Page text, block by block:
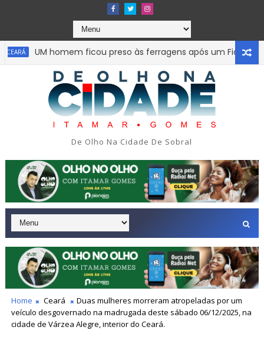
UM homem ficou preso às ferragens após um Fiat Uno
De Olho Na Cidade De Sobral
Home Ceará
Duas mulheres morreram atropeladas por um
veículo desgovernado na madrugada deste sábado 06/12/2025, na
cidade de Várzea Alegre, interior do Ceará.